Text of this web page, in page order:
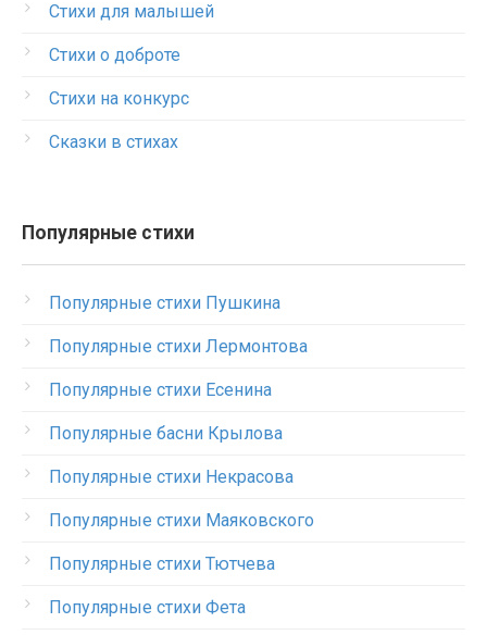
Стихи для малышей
Стихи о доброте
Стихи на конкурс
Сказки в стихах
Популярные стихи
Популярные стихи Пушкина
Популярные стихи Лермонтова
Популярные стихи Есенина
Популярные басни Крылова
Популярные стихи Некрасова
Популярные стихи Маяковского
Популярные стихи Тютчева
Популярные стихи Фета